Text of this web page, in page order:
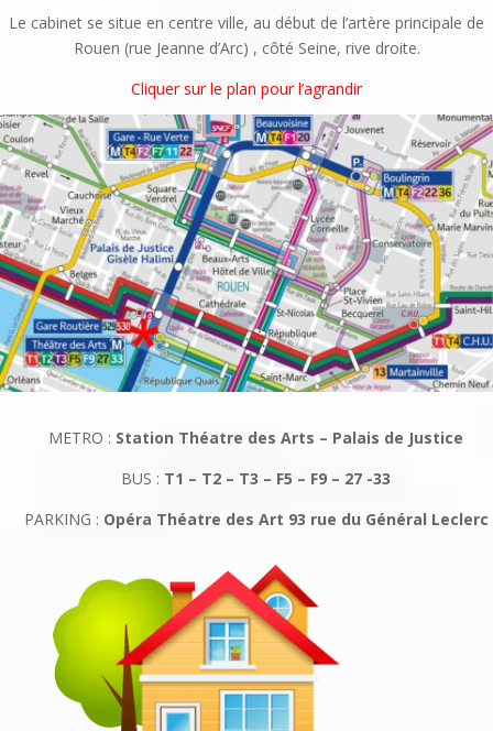
Le cabinet se situe en centre ville, au début de l’artère principale de
Rouen (rue Jeanne d’Arc) , côté Seine, rive droite.
Cliquer sur le plan pour l’agrandir
METRO : Station Théatre des Arts – Palais de Justice
BUS : T1 – T2 – T3 – F5 – F9 – 27 -33
PARKING : Opéra Théatre des Art 93 rue du Général Leclerc